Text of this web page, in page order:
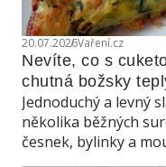
20.07.2026Vaření.cz
Nevíte, co s
chutná božsky
Jednoduchý a levný
několika běžných
česnek, bylinky a